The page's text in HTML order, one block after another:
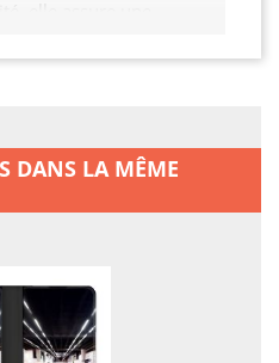
en restant légère et
moderne et raffiné
DANS LA MÊME